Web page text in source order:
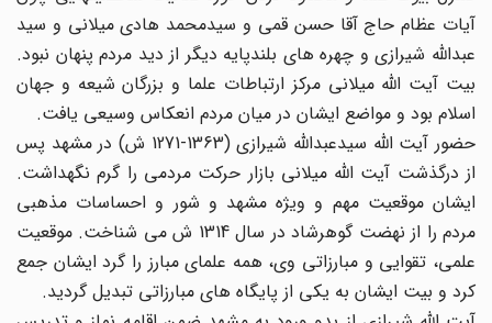
آیات عظام حاج آقا حسن قمی و سیدمحمد هادی میلانی و سید
عبدالله شیرازی و چهره های بلندپایه دیگر از دید مردم پنهان نبود.
بیت آیت الله میلانی مرکز ارتباطات علما و بزرگان شیعه و جهان
اسلام بود و مواضع ایشان در میان مردم انعکاس وسیعی یافت.
حضور آیت الله سیدعبدالله شیرازی (1363-1271 ش) در مشهد پس
از درگذشت آیت الله میلانی بازار حرکت مردمی را گرم نگهداشت.
ایشان موقعیت مهم و ویژه مشهد و شور و احساسات مذهبی
مردم را از نهضت گوهرشاد در سال 1314 ش می شناخت. موقعیت
علمی، تقوایی و مبارزاتی وی، همه علمای مبارز را گرد ایشان جمع
کرد و بیت ایشان به یکی از پایگاه های مبارزاتی تبدیل گردید.